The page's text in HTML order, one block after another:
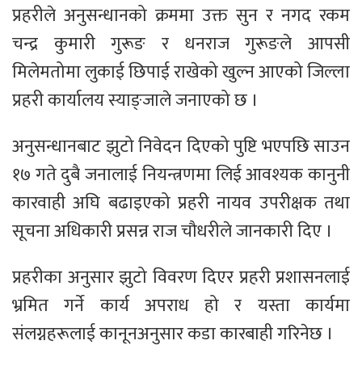
प्रहरीले अनुसन्धानको क्रममा उक्त सुन र नगद रकम
चन्द्र कुमारी गुरूङ र धनराज गुरूङले आपसी
मिलेमतोमा लुकाई छिपाई राखेको खुल्न आएको जिल्ला
प्रहरी कार्यालय स्याङ्जाले जनाएको छ ।
अनुसन्धानबाट झुटो निवेदन दिएको पुष्टि भएपछि साउन
१७ गते दुबै जनालाई नियन्त्रणमा लिई आवश्यक कानुनी
कारवाही अघि बढाइएको प्रहरी नायव उपरीक्षक तथा
सूचना अधिकारी प्रसन्न राज चौधरीले जानकारी दिए ।
प्रहरीका अनुसार झुटो विवरण दिएर प्रहरी प्रशासनलाई
भ्रमित गर्ने कार्य अपराध हो र यस्ता कार्यमा
संलग्नहरूलाई कानूनअनुसार कडा कारबाही गरिनेछ ।